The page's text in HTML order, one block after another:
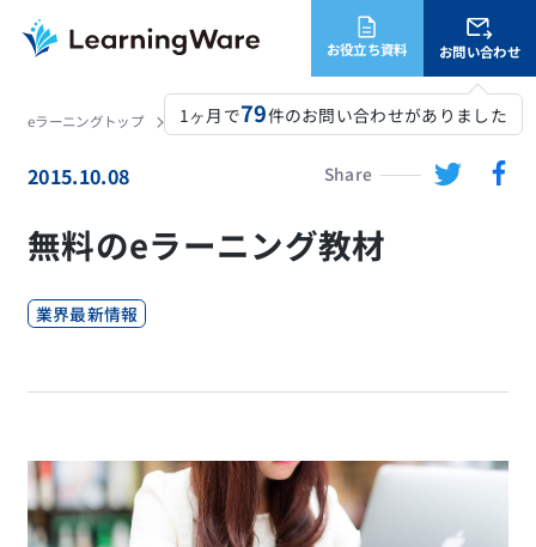
お役立ち資料 お問い合わせ
1ヶ月で79件のお問い合わせがありました
eラーニングトップ LearningWare コラム 無料のeラーニング教材
Share
2015.10.08
無料のeラーニング教材
業界最新情報